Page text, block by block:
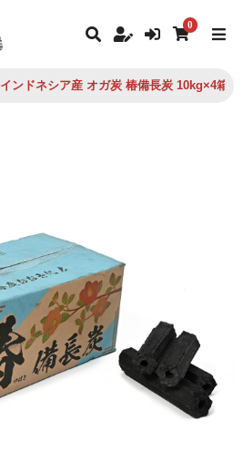
0
インドネシア産 オガ炭 椿備長炭 10kg×4箱